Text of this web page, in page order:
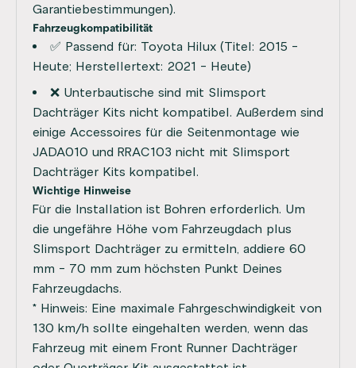
Garantiebestimmungen).
Fahrzeugkompatibilität
✅ Passend für: Toyota Hilux (Titel: 2015 -
Heute; Herstellertext: 2021 - Heute)
❌ Unterbautische sind mit Slimsport
Dachträger Kits nicht kompatibel. Außerdem sind
einige Accessoires für die Seitenmontage wie
JADA010 und RRAC103 nicht mit Slimsport
Dachträger Kits kompatibel.
Wichtige Hinweise
Für die Installation ist Bohren erforderlich. Um
die ungefähre Höhe vom Fahrzeugdach plus
Slimsport Dachträger zu ermitteln, addiere 60
mm - 70 mm zum höchsten Punkt Deines
Fahrzeugdachs.
* Hinweis: Eine maximale Fahrgeschwindigkeit von
130 km/h sollte eingehalten werden, wenn das
Fahrzeug mit einem Front Runner Dachträger